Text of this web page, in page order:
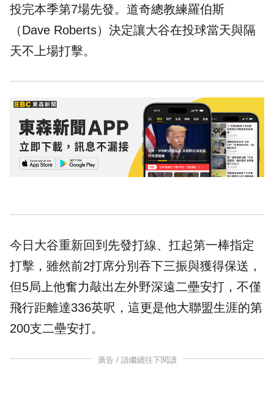
投完本季第7場先發。道奇總教練羅伯斯
（Dave Roberts）決定讓大谷在投球當天與隔
天不上場打擊。
今日大谷重新回到先發打線、扛起第一棒指定
打擊，雖然前2打席分別吞下三振與獲得保送，
但5局上他奮力敲出左外野深遠二壘安打，不僅
飛行距離達336英呎，這更是他大聯盟生涯的第
200支二壘安打。
廣告 / 請繼續往下閱讀